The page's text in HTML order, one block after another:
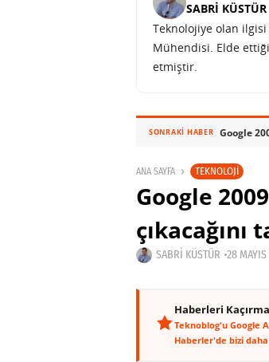
SABRI KÜSTÜR
Teknolojiye olan ilgisi
Mühendisi. Elde
etmiştir.
SONRAKI HABER Google
ANA SAYFA TEKNOLOJI
Google
SABRI KÜSTÜR 28
Haberleri
Teknoblog'u Google
Haberler'de bizi daha